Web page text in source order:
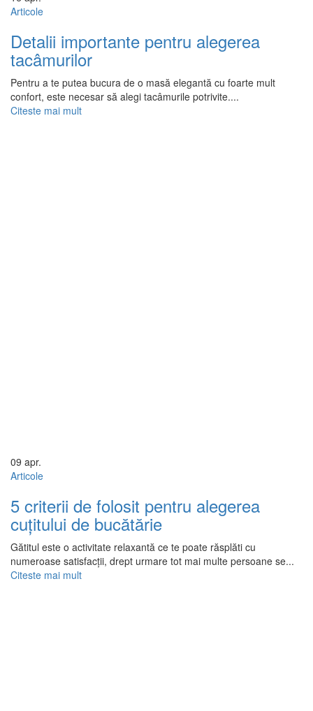
Articole
Detalii importante pentru alegerea
tacâmurilor
Pentru a te putea bucura de o masă elegantă cu foarte mult
confort, este necesar să alegi tacâmurile potrivite....
Citeste mai mult
09 apr.
Articole
5 criterii de folosit pentru alegerea
cuțitului de bucătărie
Gătitul este o activitate relaxantă ce te poate răsplăti cu
numeroase satisfacții, drept urmare tot mai multe persoane se...
Citeste mai mult